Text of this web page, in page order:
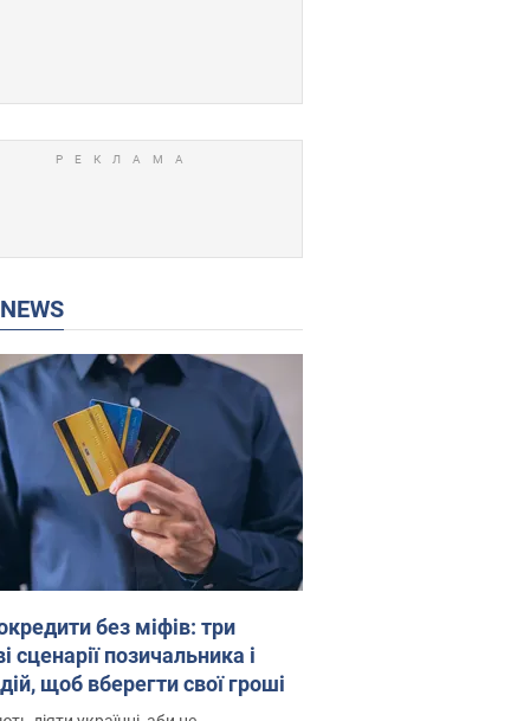
NEWS
без міфів: три
сценарії позичальника і
щоб вберегти свої гроші